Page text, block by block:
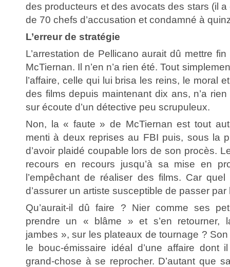
des producteurs et des avocats des stars (il
de 70 chefs d’accusation et condamné à
L’erreur de stratégie
L’arrestation de Pellicano aurait dû mettre
McTiernan. Il n’en n’a rien été. Tout
l’affaire, celle qui lui brisa les reins, le moral
des films depuis maintenant dix ans, n’a
sur écoute d’un détective peu scrupuleux.
Non, la « faute » de McTiernan est tout
menti à deux reprises au FBI puis, sous la
d’avoir plaidé coupable lors de son procès.
recours en recours jusqu’à sa mise en
l’empêchant de réaliser des films. Car
d’assurer un artiste susceptible de passer
Qu’aurait-il dû faire ? Nier comme ses
prendre un « blâme » et s’en retourner,
jambes », sur les plateaux de tournage ?
le bouc-émissaire idéal d’une affaire dont
grand-chose à se reprocher. D’autant que